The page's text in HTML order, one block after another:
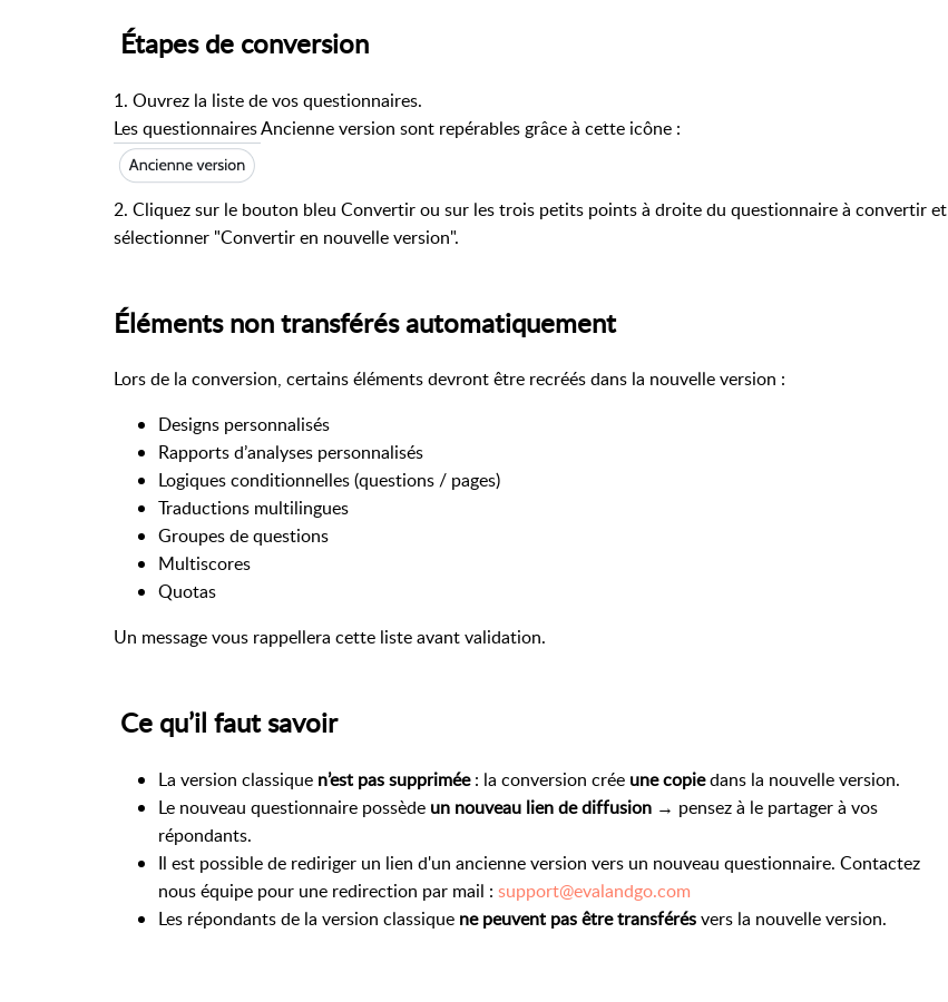
Étapes de conversion
1. Ouvrez la liste de vos questionnaires.
Les questionnaires Ancienne version sont repérables grâce à cette icône :
2. Cliquez sur le bouton bleu Convertir ou sur les trois petits points à droite du questionnaire à convertir et
sélectionner "Convertir en nouvelle version".
Éléments non transférés automatiquement
Lors de la conversion, certains éléments devront être recréés dans la nouvelle version :
Designs personnalisés
Rapports d’analyses personnalisés
Logiques conditionnelles (questions / pages)
Traductions multilingues
Groupes de questions
Multiscores
Quotas
Un message vous rappellera cette liste avant validation.
Ce qu’il faut savoir
La version classique n’est pas supprimée: la conversion crée une copiedans la nouvelle version.
Le nouveau questionnaire possède un nouveau lien de diffusion → pensez à le partager à vos
répondants.
Il est possible de rediriger un lien d'un ancienne version vers un nouveau questionnaire. Contactez
nous équipe pour une redirection par mail : support@evalandgo.com
Les répondants de la version classique ne peuvent pas être transférésvers la nouvelle version.